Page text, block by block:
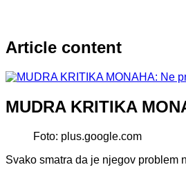
Article content
MUDRA KRITIKA
Foto: plus.google.com
Svako smatra da je njegov problem